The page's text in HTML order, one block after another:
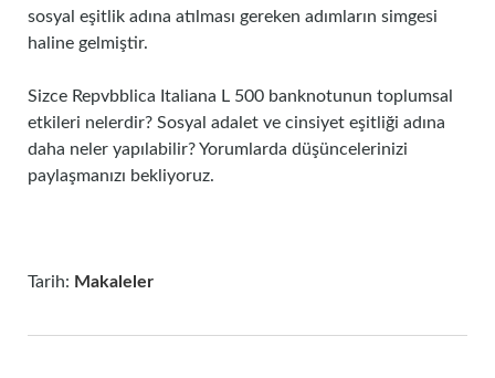
sosyal eşitlik adına atılması gereken adımların simgesi
haline gelmiştir.
Sizce Repvbblica Italiana L 500 banknotunun toplumsal
etkileri nelerdir? Sosyal adalet ve cinsiyet eşitliği adına
daha neler yapılabilir? Yorumlarda düşüncelerinizi
paylaşmanızı bekliyoruz.
Tarih: Makaleler